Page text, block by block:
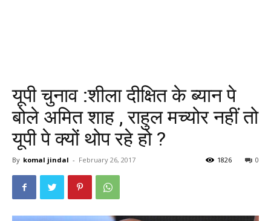
यूपी चुनाव :शीला दीक्षित के ब्यान पे
बोले अमित शाह , राहुल मच्योर नहीं तो
यूपी पे क्यों थोप रहे हो ?
By komal jindal - February 26, 2017 0
1826